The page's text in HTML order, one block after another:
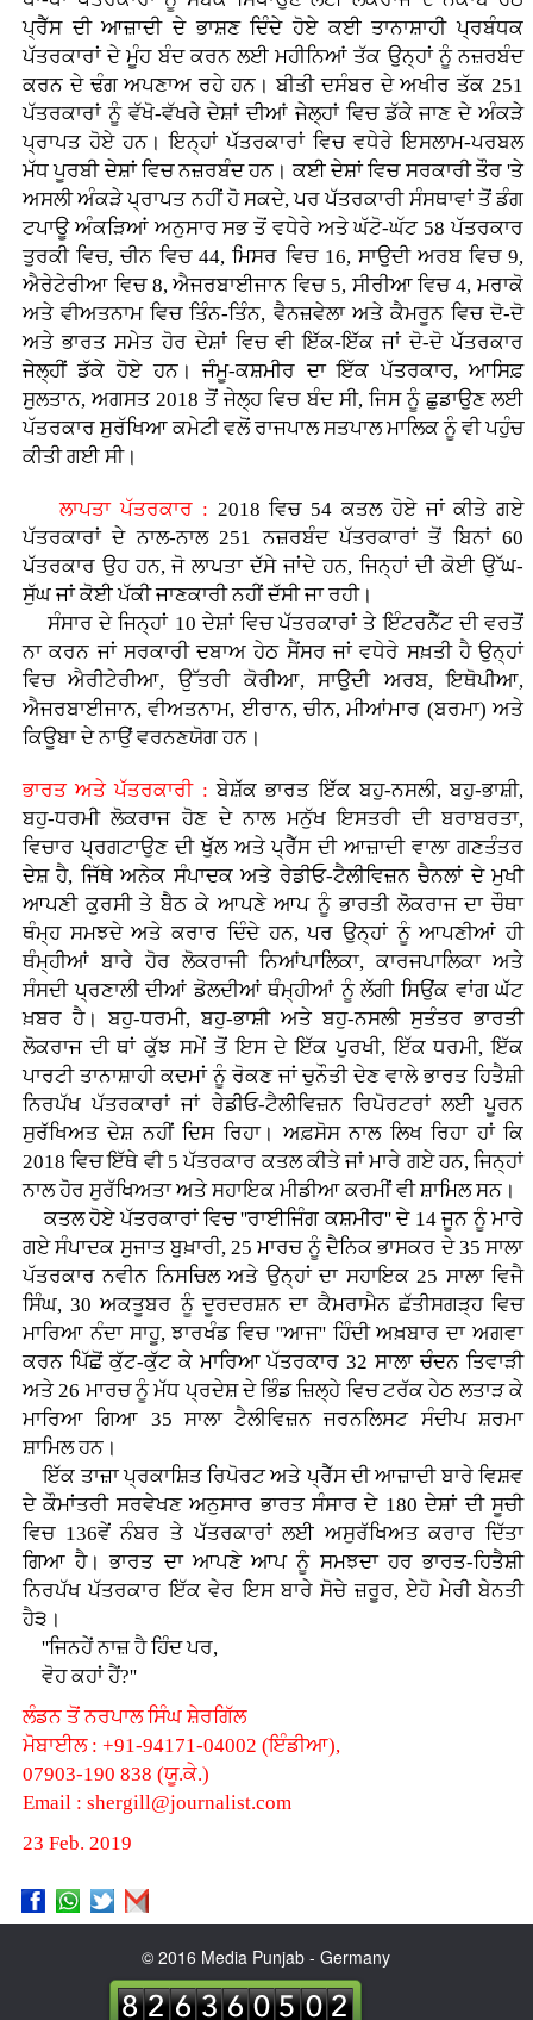
ਪ੍ਰੈੱਸ ਦੀ ਆਜ਼ਾਦੀ ਦੇ ਭਾਸ਼ਣ ਦਿੰਦੇ ਹੋਏ ਕਈ ਤਾਨਾਸ਼ਾਹੀ ਪ੍ਰਬੰਧਕ
ਪੱਤਰਕਾਰਾਂ ਦੇ ਮੂੰਹ ਬੰਦ ਕਰਨ ਲਈ ਮਹੀਨਿਆਂ ਤੱਕ ਉਨ੍ਹਾਂ ਨੂੰ ਨਜ਼ਰਬੰਦ
ਕਰਨ ਦੇ ਢੰਗ ਅਪਣਾਅ ਰਹੇ ਹਨ। ਬੀਤੀ ਦਸੰਬਰ ਦੇ ਅਖੀਰ ਤੱਕ 251
ਪੱਤਰਕਾਰਾਂ ਨੂੰ ਵੱਖੋ-ਵੱਖਰੇ ਦੇਸ਼ਾਂ ਦੀਆਂ ਜੇਲ੍ਹਾਂ ਵਿਚ ਡੱਕੇ ਜਾਣ ਦੇ ਅੰਕੜੇ
ਪ੍ਰਾਪਤ ਹੋਏ ਹਨ। ਇਨ੍ਹਾਂ ਪੱਤਰਕਾਰਾਂ ਵਿਚ ਵਧੇਰੇ ਇਸਲਾਮ-ਪਰਬਲ
ਮੱਧ ਪੂਰਬੀ ਦੇਸ਼ਾਂ ਵਿਚ ਨਜ਼ਰਬੰਦ ਹਨ। ਕਈ ਦੇਸ਼ਾਂ ਵਿਚ ਸਰਕਾਰੀ ਤੌਰ 'ਤੇ
ਅਸਲੀ ਅੰਕੜੇ ਪ੍ਰਾਪਤ ਨਹੀਂ ਹੋ ਸਕਦੇ, ਪਰ ਪੱਤਰਕਾਰੀ ਸੰਸਥਾਵਾਂ ਤੋਂ ਡੰਗ
ਟਪਾਊ ਅੰਕੜਿਆਂ ਅਨੁਸਾਰ ਸਭ ਤੋਂ ਵਧੇਰੇ ਅਤੇ ਘੱਟੋ-ਘੱਟ 58 ਪੱਤਰਕਾਰ
ਤੁਰਕੀ ਵਿਚ, ਚੀਨ ਵਿਚ 44, ਮਿਸਰ ਵਿਚ 16, ਸਾਉਦੀ ਅਰਬ ਵਿਚ 9,
ਐਰੇਟੇਰੀਆ ਵਿਚ 8, ਐਜਰਬਾਈਜਾਨ ਵਿਚ 5, ਸੀਰੀਆ ਵਿਚ 4, ਮਰਾਕੋ
ਅਤੇ ਵੀਅਤਨਾਮ ਵਿਚ ਤਿੰਨ-ਤਿੰਨ, ਵੈਨਜ਼ਵੇਲਾ ਅਤੇ ਕੈਮਰੂਨ ਵਿਚ ਦੋ-ਦੋ
ਅਤੇ ਭਾਰਤ ਸਮੇਤ ਹੋਰ ਦੇਸ਼ਾਂ ਵਿਚ ਵੀ ਇੱਕ-ਇੱਕ ਜਾਂ ਦੋ-ਦੋ ਪੱਤਰਕਾਰ
ਜੇਲ੍ਹੀਂ ਡੱਕੇ ਹੋਏ ਹਨ। ਜੰਮੂ-ਕਸ਼ਮੀਰ ਦਾ ਇੱਕ ਪੱਤਰਕਾਰ, ਆਸਿਫ਼
ਸੁਲਤਾਨ, ਅਗਸਤ 2018 ਤੋਂ ਜੇਲ੍ਹ ਵਿਚ ਬੰਦ ਸੀ, ਜਿਸ ਨੂੰ ਛੁਡਾਉਣ ਲਈ
ਪੱਤਰਕਾਰ ਸੁਰੱਖਿਆ ਕਮੇਟੀ ਵਲੋਂ ਰਾਜਪਾਲ ਸਤਪਾਲ ਮਾਲਿਕ ਨੂੰ ਵੀ ਪਹੁੰਚ
ਕੀਤੀ ਗਈ ਸੀ।
ਲਾਪਤਾ ਪੱਤਰਕਾਰ : 2018 ਵਿਚ 54 ਕਤਲ ਹੋਏ ਜਾਂ ਕੀਤੇ ਗਏ
ਪੱਤਰਕਾਰਾਂ ਦੇ ਨਾਲ-ਨਾਲ 251 ਨਜ਼ਰਬੰਦ ਪੱਤਰਕਾਰਾਂ ਤੋਂ ਬਿਨਾਂ 60
ਪੱਤਰਕਾਰ ਉਹ ਹਨ, ਜੋ ਲਾਪਤਾ ਦੱਸੇ ਜਾਂਦੇ ਹਨ, ਜਿਨ੍ਹਾਂ ਦੀ ਕੋਈ ਉੱਘ-
ਸੁੱਘ ਜਾਂ ਕੋਈ ਪੱਕੀ ਜਾਣਕਾਰੀ ਨਹੀਂ ਦੱਸੀ ਜਾ ਰਹੀ।
ਸੰਸਾਰ ਦੇ ਜਿਨ੍ਹਾਂ 10 ਦੇਸ਼ਾਂ ਵਿਚ ਪੱਤਰਕਾਰਾਂ ਤੇ ਇੰਟਰਨੈੱਟ ਦੀ ਵਰਤੋਂ
ਨਾ ਕਰਨ ਜਾਂ ਸਰਕਾਰੀ ਦਬਾਅ ਹੇਠ ਸੈਂਸਰ ਜਾਂ ਵਧੇਰੇ ਸਖ਼ਤੀ ਹੈ ਉਨ੍ਹਾਂ
ਵਿਚ ਐਰੀਟੇਰੀਆ, ਉੱਤਰੀ ਕੋਰੀਆ, ਸਾਉਦੀ ਅਰਬ, ਇਥੋਪੀਆ,
ਐਜਰਬਾਈਜਾਨ, ਵੀਅਤਨਾਮ, ਈਰਾਨ, ਚੀਨ, ਮੀਆਂਮਾਰ (ਬਰਮਾ) ਅਤੇ
ਕਿਊਬਾ ਦੇ ਨਾਉਂ ਵਰਨਣਯੋਗ ਹਨ।
ਭਾਰਤ ਅਤੇ ਪੱਤਰਕਾਰੀ :ਬੇਸ਼ੱਕ ਭਾਰਤ ਇੱਕ ਬਹੁ-ਨਸਲੀ, ਬਹੁ-ਭਾਸ਼ੀ,
ਬਹੁ-ਧਰਮੀ ਲੋਕਰਾਜ ਹੋਣ ਦੇ ਨਾਲ ਮਨੁੱਖ ਇਸਤਰੀ ਦੀ ਬਰਾਬਰਤਾ,
ਵਿਚਾਰ ਪ੍ਰਗਟਾਉਣ ਦੀ ਖੁੱਲ ਅਤੇ ਪ੍ਰੈੱਸ ਦੀ ਆਜ਼ਾਦੀ ਵਾਲਾ ਗਣਤੰਤਰ
ਦੇਸ਼ ਹੈ, ਜਿੱਥੇ ਅਨੇਕ ਸੰਪਾਦਕ ਅਤੇ ਰੇਡੀਓ-ਟੈਲੀਵਿਜ਼ਨ ਚੈਨਲਾਂ ਦੇ ਮੁਖੀ
ਆਪਣੀ ਕੁਰਸੀ ਤੇ ਬੈਠ ਕੇ ਆਪਣੇ ਆਪ ਨੂੰ ਭਾਰਤੀ ਲੋਕਰਾਜ ਦਾ ਚੌਥਾ
ਥੰਮ੍ਹ ਸਮਝਦੇ ਅਤੇ ਕਰਾਰ ਦਿੰਦੇ ਹਨ, ਪਰ ਉਨ੍ਹਾਂ ਨੂੰ ਆਪਣੀਆਂ ਹੀ
ਥੰਮ੍ਹੀਆਂ ਬਾਰੇ ਹੋਰ ਲੋਕਰਾਜੀ ਨਿਆਂਪਾਲਿਕਾ, ਕਾਰਜਪਾਲਿਕਾ ਅਤੇ
ਸੰਸਦੀ ਪ੍ਰਣਾਲੀ ਦੀਆਂ ਡੋਲਦੀਆਂ ਥੰਮ੍ਹੀਆਂ ਨੂੰ ਲੱਗੀ ਸਿਉਂਕ ਵਾਂਗ ਘੱਟ
ਖ਼ਬਰ ਹੈ। ਬਹੁ-ਧਰਮੀ, ਬਹੁ-ਭਾਸ਼ੀ ਅਤੇ ਬਹੁ-ਨਸਲੀ ਸੁਤੰਤਰ ਭਾਰਤੀ
ਲੋਕਰਾਜ ਦੀ ਥਾਂ ਕੁੱਝ ਸਮੇਂ ਤੋਂ ਇਸ ਦੇ ਇੱਕ ਪੁਰਖੀ, ਇੱਕ ਧਰਮੀ, ਇੱਕ
ਪਾਰਟੀ ਤਾਨਾਸ਼ਾਹੀ ਕਦਮਾਂ ਨੂੰ ਰੋਕਣ ਜਾਂ ਚੁਨੌਤੀ ਦੇਣ ਵਾਲੇ ਭਾਰਤ ਹਿਤੈਸ਼ੀ
ਨਿਰਪੱਖ ਪੱਤਰਕਾਰਾਂ ਜਾਂ ਰੇਡੀਓ-ਟੈਲੀਵਿਜ਼ਨ ਰਿਪੋਰਟਰਾਂ ਲਈ ਪੂਰਨ
ਸੁਰੱਖਿਅਤ ਦੇਸ਼ ਨਹੀਂ ਦਿਸ ਰਿਹਾ। ਅਫ਼ਸੋਸ ਨਾਲ ਲਿਖ ਰਿਹਾ ਹਾਂ ਕਿ
2018 ਵਿਚ ਇੱਥੇ ਵੀ 5 ਪੱਤਰਕਾਰ ਕਤਲ ਕੀਤੇ ਜਾਂ ਮਾਰੇ ਗਏ ਹਨ, ਜਿਨ੍ਹਾਂ
ਨਾਲ ਹੋਰ ਸੁਰੱਖਿਅਤਾ ਅਤੇ ਸਹਾਇਕ ਮੀਡੀਆ ਕਰਮੀਂ ਵੀ ਸ਼ਾਮਿਲ ਸਨ।
ਕਤਲ ਹੋਏ ਪੱਤਰਕਾਰਾਂ ਵਿਚ ''ਰਾਈਜਿੰਗ ਕਸ਼ਮੀਰ'' ਦੇ 14 ਜੂਨ ਨੂੰ ਮਾਰੇ
ਗਏ ਸੰਪਾਦਕ ਸੁਜਾਤ ਬੁਖ਼ਾਰੀ, 25 ਮਾਰਚ ਨੂੰ ਦੈਨਿਕ ਭਾਸਕਰ ਦੇ 35 ਸਾਲਾ
ਪੱਤਰਕਾਰ ਨਵੀਨ ਨਿਸਚਿਲ ਅਤੇ ਉਨ੍ਹਾਂ ਦਾ ਸਹਾਇਕ 25 ਸਾਲਾ ਵਿਜੈ
ਸਿੰਘ, 30 ਅਕਤੂਬਰ ਨੂੰ ਦੂਰਦਰਸ਼ਨ ਦਾ ਕੈਮਰਾਮੈਨ ਛੱਤੀਸਗੜ੍ਹ ਵਿਚ
ਮਾਰਿਆ ਨੰਦਾ ਸਾਹੂ, ਝਾਰਖੰਡ ਵਿਚ ''ਆਜ'' ਹਿੰਦੀ ਅਖ਼ਬਾਰ ਦਾ ਅਗਵਾ
ਕਰਨ ਪਿੱਛੋਂ ਕੁੱਟ-ਕੁੱਟ ਕੇ ਮਾਰਿਆ ਪੱਤਰਕਾਰ 32 ਸਾਲਾ ਚੰਦਨ ਤਿਵਾੜੀ
ਅਤੇ 26 ਮਾਰਚ ਨੂੰ ਮੱਧ ਪ੍ਰਦੇਸ਼ ਦੇ ਭਿੰਡ ਜ਼ਿਲ੍ਹੇ ਵਿਚ ਟਰੱਕ ਹੇਠ ਲਤਾੜ ਕੇ
ਮਾਰਿਆ ਗਿਆ 35 ਸਾਲਾ ਟੈਲੀਵਿਜ਼ਨ ਜਰਨਲਿਸਟ ਸੰਦੀਪ ਸ਼ਰਮਾ
ਸ਼ਾਮਿਲ ਹਨ।
ਇੱਕ ਤਾਜ਼ਾ ਪ੍ਰਕਾਸ਼ਿਤ ਰਿਪੋਰਟ ਅਤੇ ਪ੍ਰੈੱਸ ਦੀ ਆਜ਼ਾਦੀ ਬਾਰੇ ਵਿਸ਼ਵ
ਦੇ ਕੌਮਾਂਤਰੀ ਸਰਵੇਖਣ ਅਨੁਸਾਰ ਭਾਰਤ ਸੰਸਾਰ ਦੇ 180 ਦੇਸ਼ਾਂ ਦੀ ਸੂਚੀ
ਵਿਚ 136ਵੇਂ ਨੰਬਰ ਤੇ ਪੱਤਰਕਾਰਾਂ ਲਈ ਅਸੁਰੱਖਿਅਤ ਕਰਾਰ ਦਿੱਤਾ
ਗਿਆ ਹੈ। ਭਾਰਤ ਦਾ ਆਪਣੇ ਆਪ ਨੂੰ ਸਮਝਦਾ ਹਰ ਭਾਰਤ-ਹਿਤੈਸ਼ੀ
ਨਿਰਪੱਖ ਪੱਤਰਕਾਰ ਇੱਕ ਵੇਰ ਇਸ ਬਾਰੇ ਸੋਚੇ ਜ਼ਰੂਰ, ਏਹੋ ਮੇਰੀ ਬੇਨਤੀ
ਹੈ੩।
''ਜਿਨਹੇਂ ਨਾਜ਼ ਹੈ ਹਿੰਦ ਪਰ,
ਵੋਹ ਕਹਾਂ ਹੈਂ?''
ਲੰਡਨ ਤੋਂ ਨਰਪਾਲ ਸਿੰਘ ਸ਼ੇਰਗਿੱਲ
ਮੋਬਾਈਲ : +91-94171-04002 (ਇੰਡੀਆ),
07903-190 838 (ਯੂ.ਕੇ.)
Email : shergill@journalist.com
23 Feb. 2019
© 2016 Media Punjab - Germany